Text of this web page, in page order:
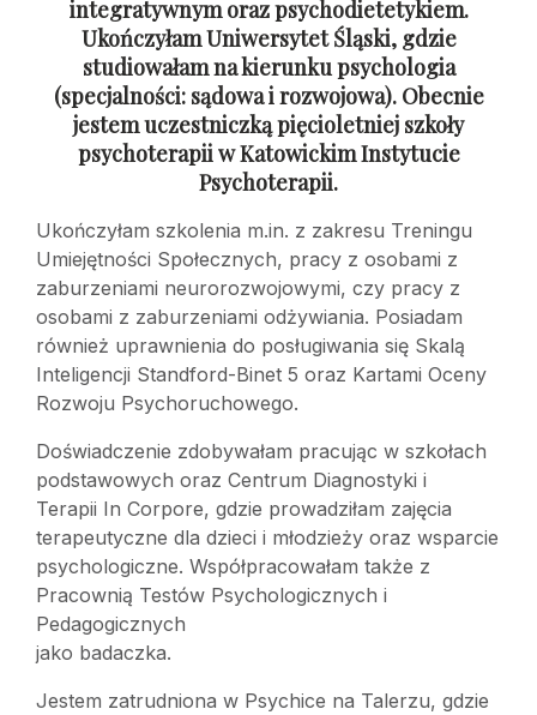
integratywnym oraz psychodietetykiem.
Ukończyłam Uniwersytet Śląski, gdzie
studiowałam na kierunku psychologia
(specjalności: sądowai rozwojowa). Obecnie
jestem uczestniczką pięcioletniej szkoły
psychoterapiiw Katowickim Instytucie
Psychoterapii.
Ukończyłam szkolenia m.in. z zakresu Treningu
Umiejętności Społecznych, pracy z osobami z
zaburzeniami neurorozwojowymi, czy pracy z
osobami z zaburzeniami odżywiania. Posiadam
również uprawnienia do posługiwania się Skalą
Inteligencji Standford-Binet 5 oraz Kartami Oceny
Rozwoju Psychoruchowego.
Doświadczenie zdobywałam pracując w szkołach
podstawowych oraz Centrum Diagnostyki i
Terapii In Corpore, gdzie prowadziłam zajęcia
terapeutyczne dla dzieci i młodzieży oraz wsparcie
psychologiczne. Współpracowałam także z
Pracownią Testów Psychologicznych i
Pedagogicznych
jako badaczka.
Jestem zatrudniona w Psychice na Talerzu, gdzie